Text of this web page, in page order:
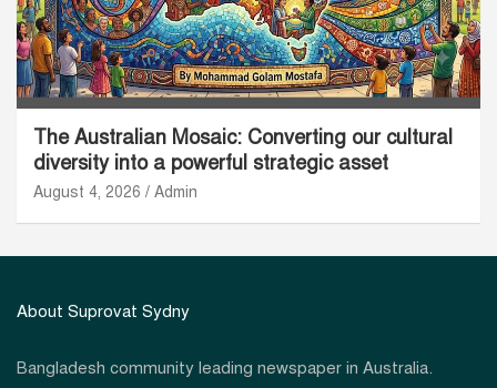
The Australian Mosaic: Converting our cultural
diversity into a powerful strategic asset
August 4, 2026 Admin
About Suprovat Sydny
Bangladesh community leading newspaper in Australia.